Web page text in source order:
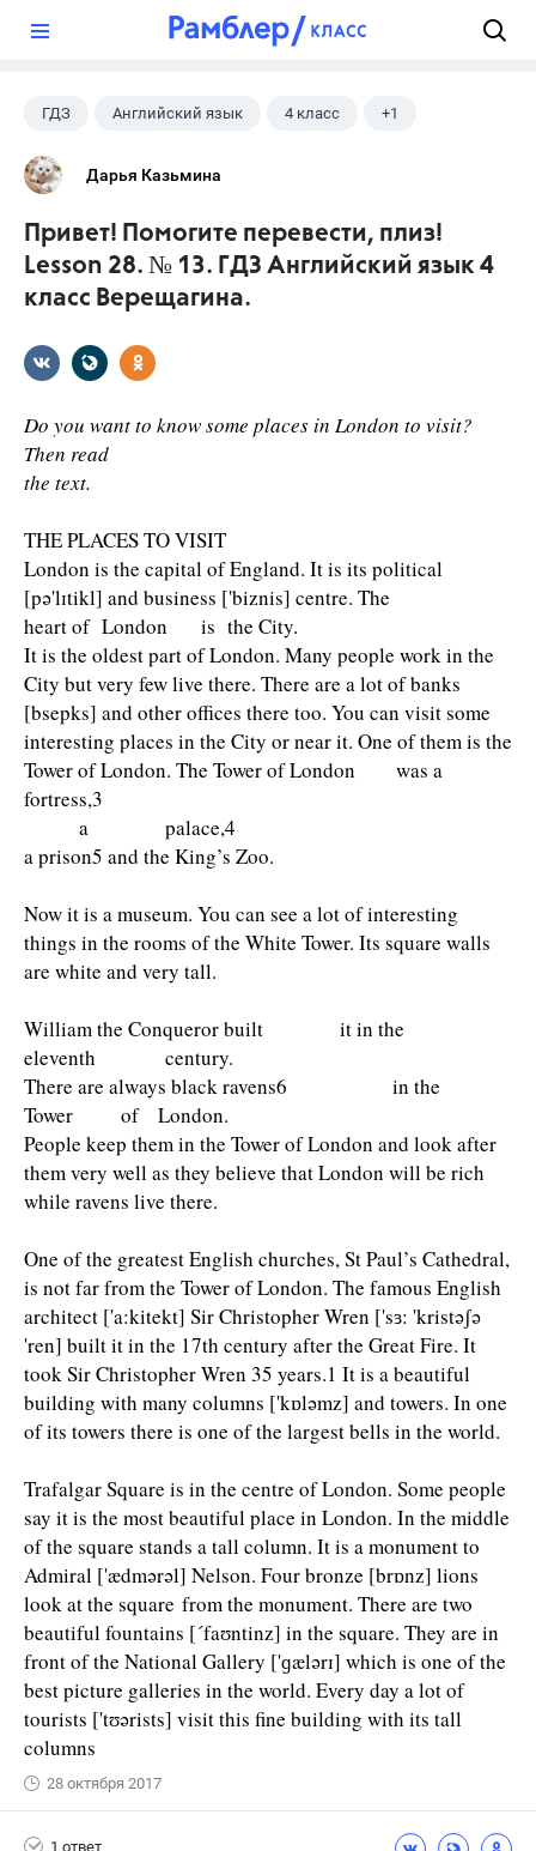
ГДЗ Английский язык 4 класс +1
Верещагина И.Н.
Дарья Казьмина
Привет! Помогите перевести, плиз!
Lesson 28. № 13. ГДЗ Английский язык 4
класс Верещагина.
Do you want to know some places in London to visit?
Then read
the text.
THE PLACES TO VISIT
London is the capital of England. It is its political
[pə'lɪtikl] and business ['biznis] centre. The
heart of London is the City.
It is the oldest part of London. Many people work in the
City but very few live there. There are a lot of banks
[bsepks] and other offices there too. You can visit some
interesting places in the City or near it. One of them is the
Tower of London. The Tower of London was a
fortress,3
a palace,4
a prison5 and the King’s Zoo.
Now it is a museum. You can see a lot of interesting
things in the rooms of the White Tower. Its square walls
are white and very tall.
William the Conqueror built it in the
eleventh century.
There are always black ravens6 in the
Tower of London.
People keep them in the Tower of London and look after
them very well as they believe that London will be rich
while ravens live there.
One of the greatest English churches, St Paul’s Cathedral,
is not far from the Tower of London. The famous English
architect ['a:kitekt] Sir Christopher Wren ['sɜ: 'kristəʃə
'ren] built it in the 17th century after the Great Fire. It
took Sir Christopher Wren 35 years.1 It is a beautiful
building with many columns ['kɒləmz] and towers. In one
of its towers there is one of the largest bells in the world.
Trafalgar Square is in the centre of London. Some people
say it is the most beautiful place in London. In the middle
of the square stands a tall column. It is a monument to
Admiral ['ædmərəl] Nelson. Four bronze [brɒnz] lions
look at the square from the monument. There are two
beautiful fountains [´faʊntinz] in the square. They are in
front of the National Gallery ['ɡælərɪ] which is one of the
best picture galleries in the world. Every day a lot of
tourists ['tʊərists] visit this fine building with its tall
columns
28 октября 2017
1 ответ